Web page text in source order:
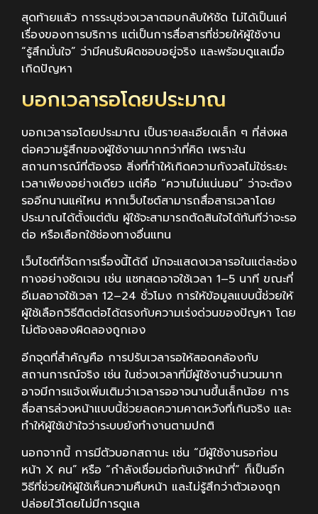
สุดท้ายแล้ว การระบุช่วงเวลาตอบกลับให้ชัด ไม่ได้เป็นแค่
เรื่องของการบริการ แต่เป็นการสื่อสารที่ช่วยให้ผู้ใช้งาน
“รู้สึกมั่นใจ” ว่ามีคนรับผิดชอบอยู่จริง และพร้อมดูแลเมื่อ
เกิดปัญหา
บอกเวลารอโดยประมาณ
บอกเวลารอโดยประมาณ เป็นรายละเอียดเล็ก ๆ ที่ส่งผล
ต่อความรู้สึกของผู้ใช้งานมากกว่าที่คิด เพราะใน
สถานการณ์ที่ต้องรอ สิ่งที่ทำให้เกิดความกังวลไม่ใช่ระยะ
เวลาเพียงอย่างเดียว แต่คือ “ความไม่แน่นอน” ว่าจะต้อง
รออีกนานแค่ไหน หากเว็บไซต์สามารถสื่อสารเวลาโดย
ประมาณได้ตั้งแต่ต้น ผู้ใช้จะสามารถตัดสินใจได้ทันทีว่าจะรอ
ต่อ หรือเลือกใช้ช่องทางอื่นแทน
เว็บไซต์ที่จัดการเรื่องนี้ได้ดี มักจะแสดงเวลารอในแต่ละช่อง
ทางอย่างชัดเจน เช่น แชทสดอาจใช้เวลา 1–5 นาที ขณะที่
อีเมลอาจใช้เวลา 12–24 ชั่วโมง การให้ข้อมูลแบบนี้ช่วยให้
ผู้ใช้เลือกวิธีติดต่อได้ตรงกับความเร่งด่วนของปัญหา โดย
ไม่ต้องลองผิดลองถูกเอง
อีกจุดที่สำคัญคือ การปรับเวลารอให้สอดคล้องกับ
สถานการณ์จริง เช่น ในช่วงเวลาที่มีผู้ใช้งานจำนวนมาก
อาจมีการแจ้งเพิ่มเติมว่าเวลารออาจนานขึ้นเล็กน้อย การ
สื่อสารล่วงหน้าแบบนี้ช่วยลดความคาดหวังที่เกินจริง และ
ทำให้ผู้ใช้เข้าใจว่าระบบยังทำงานตามปกติ
นอกจากนี้ การมีตัวบอกสถานะ เช่น “มีผู้ใช้งานรอก่อน
หน้า X คน” หรือ “กำลังเชื่อมต่อกับเจ้าหน้าที่” ก็เป็นอีก
วิธีที่ช่วยให้ผู้ใช้เห็นความคืบหน้า และไม่รู้สึกว่าตัวเองถูก
ปล่อยไว้โดยไม่มีการดูแล